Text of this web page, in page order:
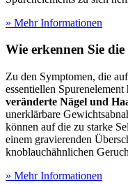
» Mehr Informationen
Wie erkennen Sie
Zu den Symptomen, die
essentiellen
veränderte Nägel und
unerklärbare
können auf die zu starke
einem gravierenden
knoblauchähnlichen
» Mehr Informationen